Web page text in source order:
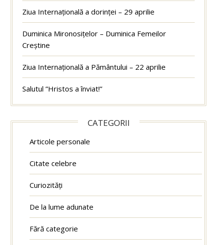
Ziua Internațională a dorinței – 29 aprilie
Duminica Mironosițelor – Duminica Femeilor
Creștine
Ziua Internațională a Pământului – 22 aprilie
Salutul ”Hristos a înviat!”
CATEGORII
Articole personale
Citate celebre
Curiozități
De la lume adunate
Fără categorie